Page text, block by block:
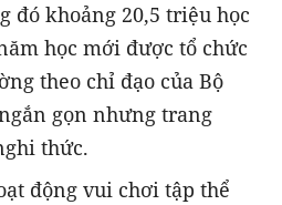
đó khoảng 20,5 triệu học
học mới được tổ chức
theo chỉ đạo của Bộ
gọn nhưng trang
thức.
động vui chơi tập thể